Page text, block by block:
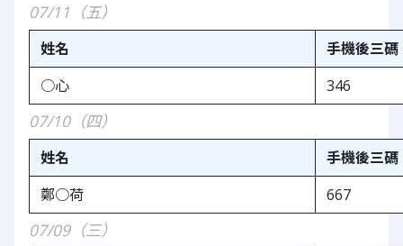
07/11（五）
姓名
手機後三碼
○心
346
07/10（四）
姓名
手機後三碼
鄭○荷
667
07/09（三）